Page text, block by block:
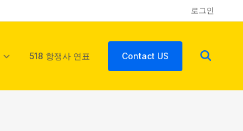
로그인
518 항쟁사 연표 Contact US